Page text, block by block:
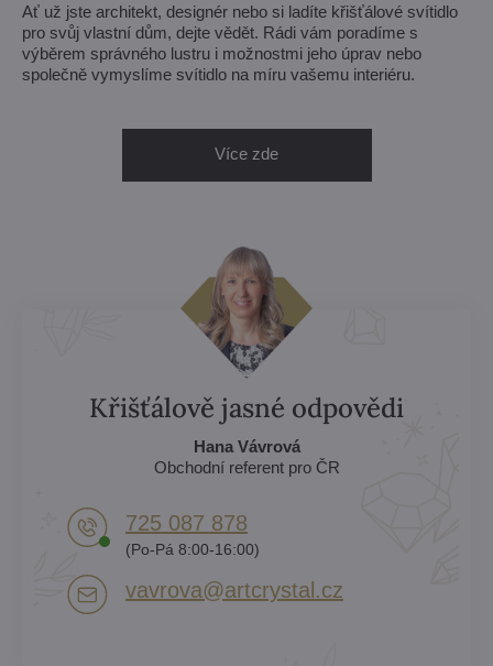
Ať už jste architekt, designér nebo si ladíte křišťálové svítidlo
pro svůj vlastní dům, dejte vědět. Rádi vám poradíme s
výběrem správného lustru i možnostmi jeho úprav nebo
společně vymyslíme svítidlo na míru vašemu interiéru.
Více zde
Křišťálově jasné odpovědi
Hana Vávrová
Obchodní referent pro ČR
725 087 878​
(Po-Pá 8:00-16:00)
vavrova​@artcrystal​.cz